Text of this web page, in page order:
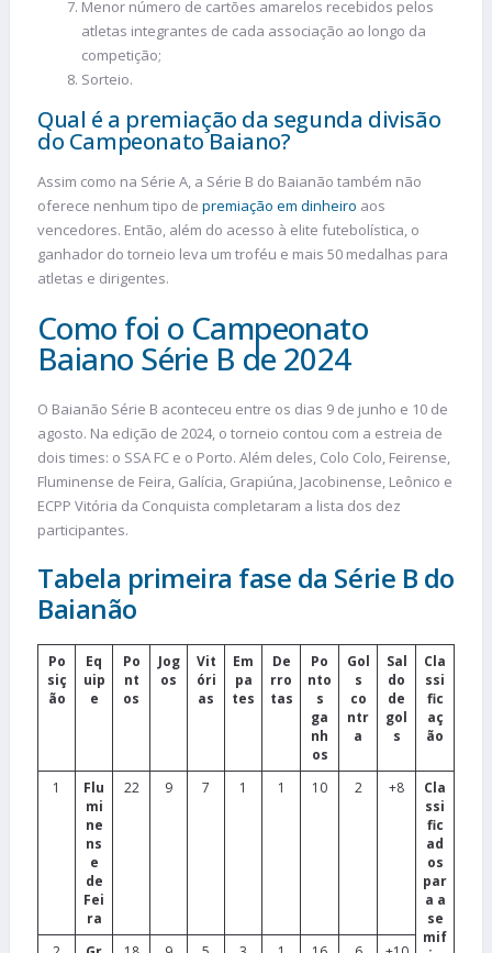
Menor número de cartões amarelos recebidos pelos
atletas integrantes de cada associação ao longo da
competição;
Sorteio.
Qual é a premiação da segunda divisão
do Campeonato Baiano?
Assim como na Série A, a Série B do Baianão também não
oferece nenhum tipo de premiação em dinheiro aos
vencedores. Então, além do acesso à elite futebolística, o
ganhador do torneio leva um troféu e mais 50 medalhas para
atletas e dirigentes.
Como foi o Campeonato
Baiano Série B de 2024
O Baianão Série B aconteceu entre os dias 9 de junho e 10 de
agosto. Na edição de 2024, o torneio contou com a estreia de
dois times: o SSA FC e o Porto. Além deles, Colo Colo, Feirense,
Fluminense de Feira, Galícia, Grapiúna, Jacobinense, Leônico e
ECPP Vitória da Conquista completaram a lista dos dez
participantes.
Tabela primeira fase da Série B do
Baianão
Po
siç
ão
Eq
uip
e
Po
nt
os
Jog
os
Vit
óri
as
Em
pa
tes
De
rro
tas
Po
nto
s
ga
nh
os
Gol
s
co
ntr
a
Sal
do
de
gol
s
Cla
ssi
fic
aç
ão
1
Flu
mi
ne
ns
e
de
Fei
ra
22 9 7 1 1 10 2 +8
Cla
ssi
fic
ad
os
par
a a
se
mif